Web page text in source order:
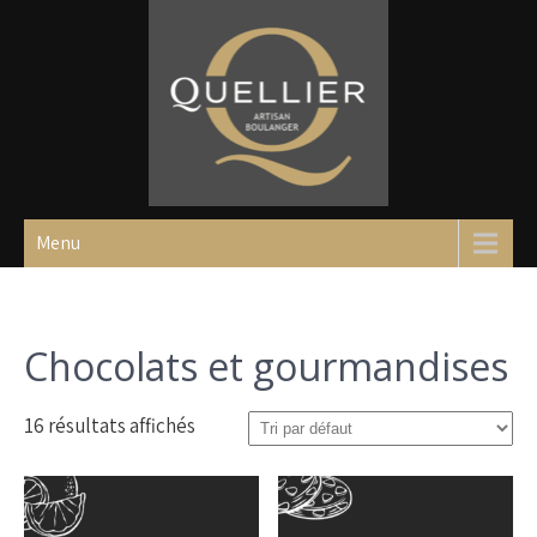
Boulangerie
Quellier
Un site utilisant WordPress
Menu
Chocolats et gourmandises
16 résultats affichés